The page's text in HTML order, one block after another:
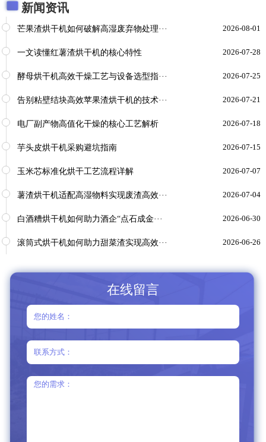
新闻资讯
芒果渣烘干机如何破解高湿废弃物处理··· 2026-08-01
一文读懂红薯渣烘干机的核心特性 2026-07-28
酵母烘干机高效干燥工艺与设备选型指··· 2026-07-25
告别粘壁结块高效苹果渣烘干机的技术··· 2026-07-21
电厂副产物高值化干燥的核心工艺解析 2026-07-18
芋头皮烘干机采购避坑指南 2026-07-15
玉米芯标准化烘干工艺流程详解 2026-07-07
薯渣烘干机适配高湿物料实现废渣高效··· 2026-07-04
白酒糟烘干机如何助力酒企“点石成金··· 2026-06-30
滚筒式烘干机如何助力甜菜渣实现高效··· 2026-06-26
在线留言